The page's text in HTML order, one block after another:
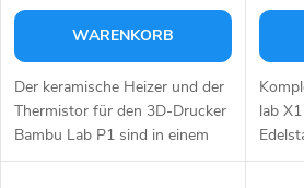
r
t
i
r
P
r
WARENKORB
Der keramische Heizer und der
Thermistor für den 3D-Drucker
Bambu Lab P1 sind in einem
Modul mit integriertem Stecker
lab